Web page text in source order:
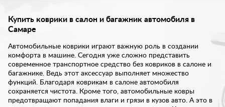
Купить коврики в салон и багажник автомобиля в
Самаре
Автомобильные коврики играют важную роль в создании
комфорта в машине. Сегодня уже сложно представить
современное транспортное средство без ковриков в салоне и
багажнике. Ведь этот аксессуар выполняет множество
функций. Благодаря коврикам в салоне автомобиля
сохраняется чистота. Кроме того, автомобильные ковры
предотвращают попадания влаги и грязи в кузов авто. А это в